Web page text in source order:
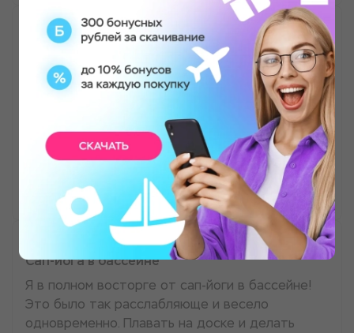
Сап-йога в бассейне
Я никогда не думала, что йога может быть
такой увлекательной. Вода ооч расслабляет.
После занятия чувствовала себя как будто
заново родилась! Рекомендую всем, кто хочет
попробовать что-то новое. Спасибо))
Кира Полуштайцева
Сап-йога в бассейне
Я в полном восторге от сап-йоги в бассейне!
Это было так расслабляюще и весело
одновременно. Плавать на доске и делать